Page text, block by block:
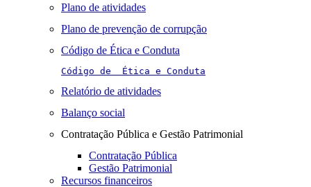
Plano de atividades
Plano de prevenção de corrupção
Código de Ética e Conduta
Código de  Ética e Conduta
Relatório de atividades
Balanço social
Contratação Pública e Gestão Patrimonial
Contratação Pública
Gestão Patrimonial
Recursos financeiros